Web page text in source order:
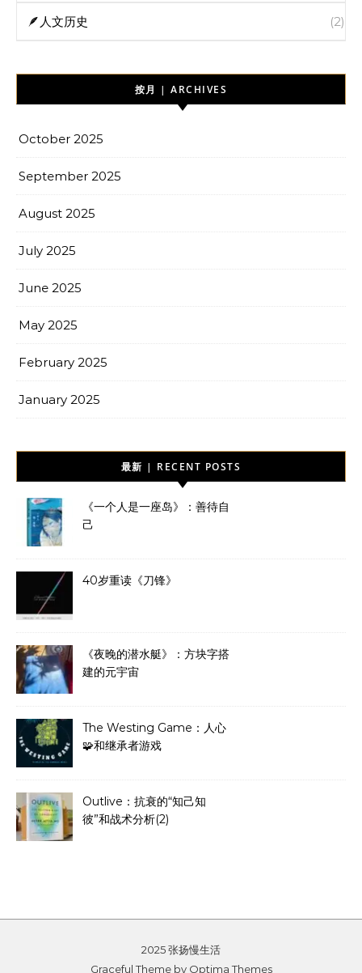
🪶人文历史 (2)
按月 | ARCHIVES
October 2025
September 2025
August 2025
July 2025
June 2025
May 2025
February 2025
January 2025
最新 | RECENT POSTS
《一个人是一座岛》：善待自
己
40岁重读《刀锋》
《夜晚的潜水艇》：方块字搭
建的元宇宙
The Westing Game：人心
🧩和继承者游戏
Outlive：抗衰的“知己知
彼”和战术分析(2)
2025 张扬慢生活
Graceful Theme by Optima Themes